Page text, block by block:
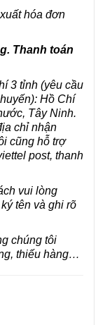
hóa đơn
Thanh toán
3 tỉnh (yêu cầu
Hồ Chí
Tây Ninh.
chỉ nhận
cũng hỗ trợ
post, thanh
vui lòng
tên và ghi rõ
chúng tôi
thiếu hàng…